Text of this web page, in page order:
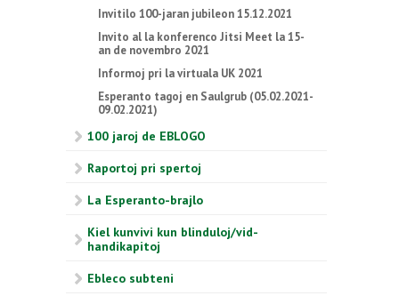
Invitilo 100-jaran jubileon 15.12.2021
Invito al la konferenco Jitsi Meet la 15-
an de novembro 2021
Informoj pri la virtuala UK 2021
Esperanto tagoj en Saulgrub (05.02.2021-
09.02.2021)
100 jaroj de EBLOGO
Raportoj pri spertoj
La Esperanto-brajlo
Kiel kunvivi kun blinduloj/vid-
handikapitoj
Ebleco subteni